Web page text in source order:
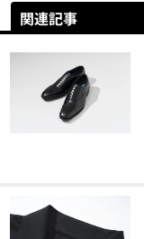
関連記事